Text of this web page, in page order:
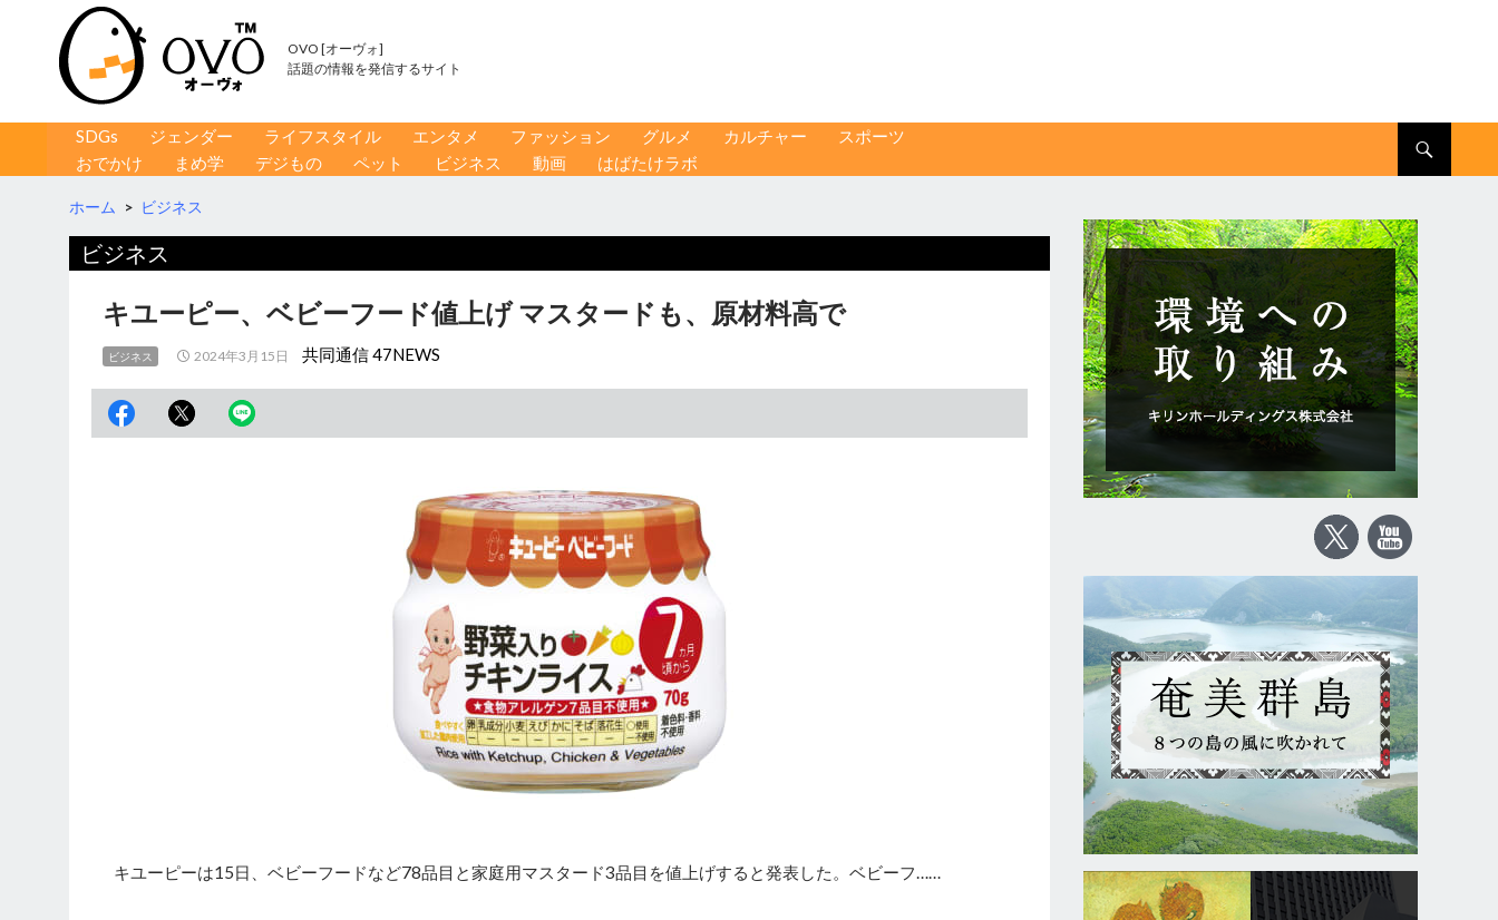
OVO [オーヴォ]
話題の情報を発信するサイト
コンテンツへ移動
SDGs ジェンダー ライフスタイル エンタメ ファッション グルメ カルチャー
スポーツ
おでかけ
まめ学 デジもの ペット ビジネス 動画 はばたけラボ
ホーム > ビジネス
ビジネス
キユーピー、ベビーフード値上げ マスタードも、原材料高で
ビジネス 2024年3月15日 共同通信 47NEWS
キユーピーは15日、ベビーフードなど78品目と家庭用マスタード3品目を値上げすると発表した。ベビーフ……